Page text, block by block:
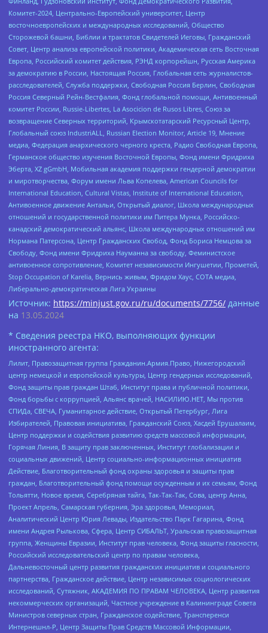
Комитет-2024, Центрально-Европейский университет, Центр
восточноевропейских и международных исследований, Общество
Сторожевой башни, Библии и трактатов Свидетелей Иеговы, Гражданский
Совет, Центр анализа европейской политики, Академическая сеть Восточная
Европа, Российский комитет действия, РЭНД корпорейшн, Русская Америка
за демократию в России, Настоящая Россия, Глобальная сеть журналистов-
расследователей, Служба поддержки, Свободная Россия Берлин, Свободная
Россия Северный Рейн-Вестфалия, Фонд глобальной помощи, Антивоенный
комитет России, Russie-Libertes, La Asocicion de Rusos Libres, Союз за
возвращение Северных территорий, Крымскотатарский Ресурсный Центр,
Глобальный союз IndustriALL, Russian Election Monitor, Article 19, Мнение
медиа, Федерация анархического черного креста, Радио Свободная Европа,
Германское общество изучения Восточной Европы, Фонд имени Фридриха
Эберта, XZ gGmbH, Мобильная академия поддержки гендерной демократии
и миротворчества, Форум имени Льва Копелева, American Councils for
International Education, Cultural Vistas, Institute of International Education,
Антивоенное движение Антальи, Открытый диалог, Школа международных
отношений и государственной политики им Питера Мунка, Российско-
канадский демократический альянс, Школа международных отношений им
Нормана Патерсона, Центр Гражданских Свобод, Фонд Бориса Немцова за
Свободу, Фонд имени Фридриха Науманна за свободу, Феминистское
антивоенное сопротивление, Комитет независимости Ингушетии, Прометей,
Stop Occupation of Karelia, Вернись живым, Фридом Хаус, СОТА медиа,
Либерально-демократическая Лига Украины
Источник: https://minjust.gov.ru/ru/documents/7756/ данные
на 13.05.2024
* Сведения реестра НКО, выполняющих функции
иностранного агента:
Лилит, Правозащитная группа Гражданин.Армия.Право, Нижегородский
центр немецкой и европейской культуры, Центр гендерных исследований,
Фонд защиты прав граждан Штаб, Институт права и публичной политики,
Фонд борьбы с коррупцией, Альянс врачей, НАСИЛИЮ.НЕТ, Мы против
СПИДа, СВЕЧА, Гуманитарное действие, Открытый Петербург, Лига
Избирателей, Правовая инициатива, Гражданский Союз, Хасдей Ерушалаим,
Центр поддержки и содействия развитию средств массовой информации,
Горячая Линия, В защиту прав заключенных, Институт глобализации и
социальных движений, Центр социально-информационных инициатив
Действие, Благотворительный фонд охраны здоровья и защиты прав
граждан, Благотворительный фонд помощи осужденным и их семьям, Фонд
Тольятти, Новое время, Серебряная тайга, Так-Так-Так, Сова, центр Анна,
Проект Апрель, Самарская губерния, Эра здоровья, Мемориал,
Аналитический Центр Юрия Левады, Издательство Парк Гагарина, Фонд
имени Андрея Рылькова, Сфера, Центр СИБАЛЬТ, Уральская правозащитная
группа, Женщины Евразии, Институт прав человека, Фонд защиты гласности,
Российский исследовательский центр по правам человека,
Дальневосточный центр развития гражданских инициатив и социального
партнерства, Гражданское действие, Центр независимых социологических
исследований, Сутяжник, АКАДЕМИЯ ПО ПРАВАМ ЧЕЛОВЕКА, Центр развития
некоммерческих организаций, Частное учреждение в Калининграде Совета
Министров северных стран, Гражданское содействие, Трансперенси
Интернешнл-Р, Центр Защиты Прав Средств Массовой Информации,